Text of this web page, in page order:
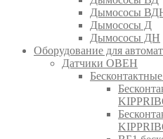
Дымососы
Дымососы Д
Дымососы ДН
Оборудование для
Датчики ОВЕН